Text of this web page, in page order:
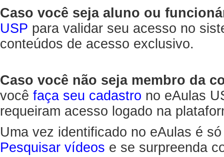
Caso você seja aluno ou
USP para validar seu acesso no
conteúdos de acesso exclusivo.
Caso você não seja membro da
você faça seu cadastro no eAulas
requeiram acesso logado na
Uma vez identificado no eAulas é
Pesquisar vídeos e se surpreenda